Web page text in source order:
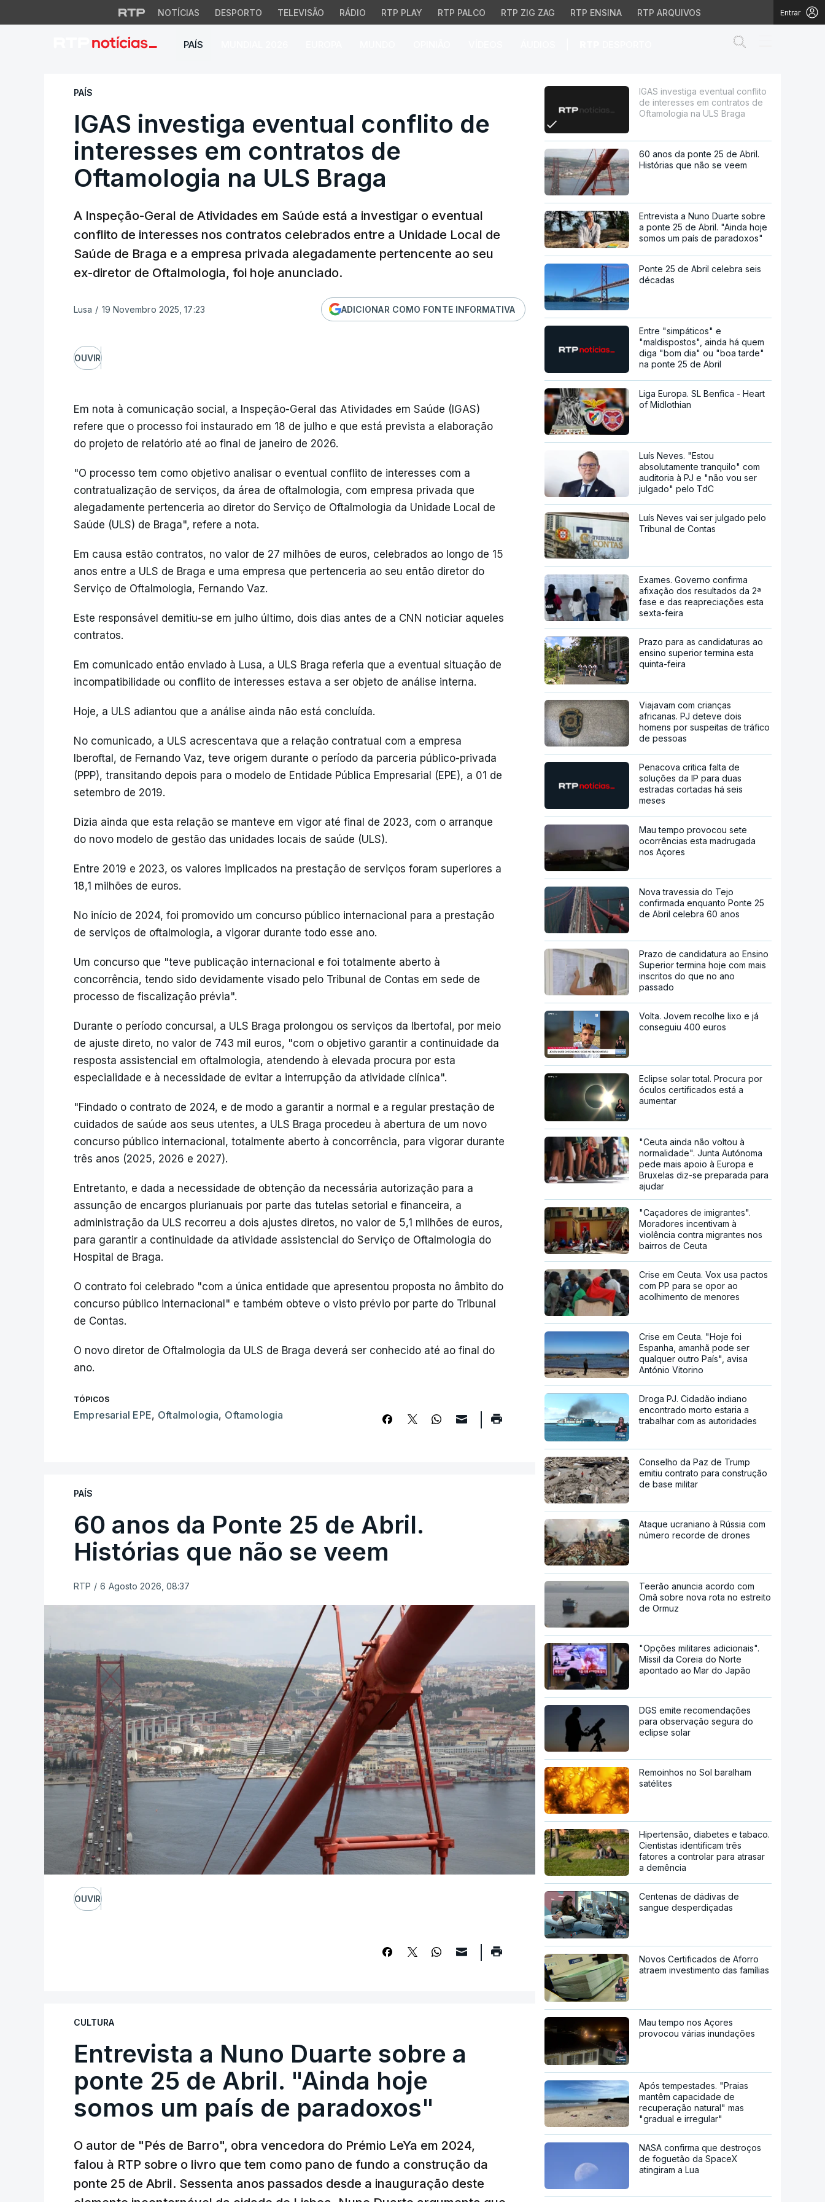
NOTÍCIAS DESPORTO TELEVISÃO RÁDIO RTP PLAY RTP PALCO RTP ZIG ZAG RTP ENSINA RTP ARQUIVOS Entrar
PAÍS
IGAS investiga eventual conflito de interesses em contratos de
PAÍS
IGAS investiga eventual conflito de
interesses em contratos de
Oftamologia na ULS Braga
A Inspeção-Geral de Atividades em Saúde está a investigar o eventual
conflito de interesses nos contratos celebrados entre a Unidade Local de
Saúde de Braga e a empresa privada alegadamente pertencente ao seu
ex-diretor de Oftalmologia, foi hoje anunciado.
Lusa / 19 Novembro 2025, 17:23 ADICIONAR COMO FONTE INFORMATIVA
OUVIR
Em nota à comunicação social, a Inspeção-Geral das Atividades em Saúde (IGAS)
refere que o processo foi instaurado em 18 de julho e que está prevista a elaboração
do projeto de relatório até ao final de janeiro de 2026.
"O processo tem como objetivo analisar o eventual conflito de interesses com a
contratualização de serviços, da área de oftalmologia, com empresa privada que
alegadamente pertenceria ao diretor do Serviço de Oftalmologia da Unidade Local de
Saúde (ULS) de Braga", refere a nota.
Em causa estão contratos, no valor de 27 milhões de euros, celebrados ao longo de 15
anos entre a ULS de Braga e uma empresa que pertenceria ao seu então diretor do
Serviço de Oftalmologia, Fernando Vaz.
Este responsável demitiu-se em julho último, dois dias antes de a CNN noticiar aqueles
contratos.
Em comunicado então enviado à Lusa, a ULS Braga referia que a eventual situação de
incompatibilidade ou conflito de interesses estava a ser objeto de análise interna.
Hoje, a ULS adiantou que a análise ainda não está concluída.
No comunicado, a ULS acrescentava que a relação contratual com a empresa
Iberoftal, de Fernando Vaz, teve origem durante o período da parceria público-privada
(PPP), transitando depois para o modelo de Entidade Pública Empresarial (EPE), a 01 de
setembro de 2019.
Dizia ainda que esta relação se manteve em vigor até final de 2023, com o arranque
do novo modelo de gestão das unidades locais de saúde (ULS).
Entre 2019 e 2023, os valores implicados na prestação de serviços foram superiores a
18,1 milhões de euros.
No início de 2024, foi promovido um concurso público internacional para a prestação
de serviços de oftalmologia, a vigorar durante todo esse ano.
Um concurso que "teve publicação internacional e foi totalmente aberto à
concorrência, tendo sido devidamente visado pelo Tribunal de Contas em sede de
processo de fiscalização prévia".
Durante o período concursal, a ULS Braga prolongou os serviços da Ibertofal, por meio
de ajuste direto, no valor de 743 mil euros, "com o objetivo garantir a continuidade da
resposta assistencial em oftalmologia, atendendo à elevada procura por esta
especialidade e à necessidade de evitar a interrupção da atividade clínica".
"Findado o contrato de 2024, e de modo a garantir a normal e a regular prestação de
cuidados de saúde aos seus utentes, a ULS Braga procedeu à abertura de um novo
concurso público internacional, totalmente aberto à concorrência, para vigorar durante
três anos (2025, 2026 e 2027).
Entretanto, e dada a necessidade de obtenção da necessária autorização para a
assunção de encargos plurianuais por parte das tutelas setorial e financeira, a
administração da ULS recorreu a dois ajustes diretos, no valor de 5,1 milhões de euros,
para garantir a continuidade da atividade assistencial do Serviço de Oftalmologia do
Hospital de Braga.
O contrato foi celebrado "com a única entidade que apresentou proposta no âmbito do
concurso público internacional" e também obteve o visto prévio por parte do Tribunal
de Contas.
O novo diretor de Oftalmologia da ULS de Braga deverá ser conhecido até ao final do
ano.
TÓPICOS
Empresarial EPE, Oftalmologia, Oftamologia
PAÍS
60 anos da Ponte 25 de Abril.
Histórias que não se veem
RTP / 6 Agosto 2026, 08:37
OUVIR
CULTURA
Entrevista a Nuno Duarte sobre a
ponte 25 de Abril. "Ainda hoje
somos um país de paradoxos"
O autor de "Pés de Barro", obra vencedora do Prémio LeYa em 2024,
falou à RTP sobre o livro que tem como pano de fundo a construção da
ponte 25 de Abril. Sessenta anos passados desde a inauguração deste
IGAS investiga eventual conflito
de interesses em contratos de
Oftamologia na ULS Braga
60 anos da ponte 25 de Abril.
Histórias que não se veem
Entrevista a Nuno Duarte sobre
a ponte 25 de Abril. "Ainda hoje
somos um país de paradoxos"
Ponte 25 de Abril celebra seis
décadas
Entre "simpáticos" e
"maldispostos", ainda há quem
diga "bom dia" ou "boa tarde"
na ponte 25 de Abril
Liga Europa. SL Benfica - Heart
of Midlothian
Luís Neves. "Estou
absolutamente tranquilo" com
auditoria à PJ e "não vou ser
julgado" pelo TdC
Luís Neves vai ser julgado pelo
Tribunal de Contas
Exames. Governo confirma
afixação dos resultados da 2ª
fase e das reapreciações esta
sexta-feira
Prazo para as candidaturas ao
ensino superior termina esta
quinta-feira
Viajavam com crianças
africanas. PJ deteve dois
homens por suspeitas de tráfico
de pessoas
Penacova critica falta de
soluções da IP para duas
estradas cortadas há seis
meses
Mau tempo provocou sete
ocorrências esta madrugada
nos Açores
Nova travessia do Tejo
confirmada enquanto Ponte 25
de Abril celebra 60 anos
Prazo de candidatura ao Ensino
Superior termina hoje com mais
inscritos do que no ano
passado
Volta. Jovem recolhe lixo e já
conseguiu 400 euros
Eclipse solar total. Procura por
óculos certificados está a
aumentar
"Ceuta ainda não voltou à
normalidade". Junta Autónoma
pede mais apoio à Europa e
Bruxelas diz-se preparada para
ajudar
"Caçadores de imigrantes".
Moradores incentivam à
violência contra migrantes nos
bairros de Ceuta
Crise em Ceuta. Vox usa pactos
com PP para se opor ao
acolhimento de menores
Crise em Ceuta. "Hoje foi
Espanha, amanhã pode ser
qualquer outro País", avisa
António Vitorino
Droga PJ. Cidadão indiano
encontrado morto estaria a
trabalhar com as autoridades
Conselho da Paz de Trump
emitiu contrato para construção
de base militar
Ataque ucraniano à Rússia com
número recorde de drones
Teerão anuncia acordo com
Omã sobre nova rota no estreito
de Ormuz
"Opções militares adicionais".
Míssil da Coreia do Norte
apontado ao Mar do Japão
DGS emite recomendações
para observação segura do
eclipse solar
Remoinhos no Sol baralham
satélites
Hipertensão, diabetes e tabaco.
Cientistas identificam três
fatores a controlar para atrasar
a demência
Centenas de dádivas de
sangue desperdiçadas
Novos Certificados de Aforro
atraem investimento das famílias
Mau tempo nos Açores
provocou várias inundações
Após tempestades. "Praias
mantêm capacidade de
recuperação natural" mas
"gradual e irregular"
NASA confirma que destroços
de foguetão da SpaceX
atingiram a Lua